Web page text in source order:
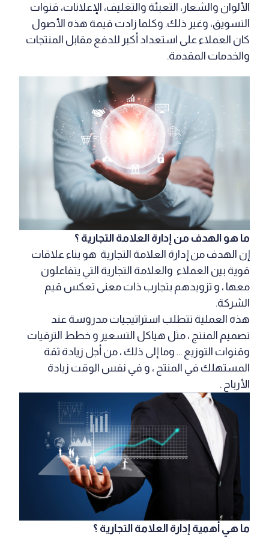
الألوان والشعار، التعبئة والتغليف، الإعلانات، قنوات
التسويق، وغير ذلك. وكلما زادت قيمة هذه الأصول
كان العملاء على استعداد أكبر للدفع مقابل المنتجات
والخدمات المقدمة.
ما هو الهدف من إدارة العلامة التجارية ؟
إن الهدف من إدارة العلامة التجارية هو بناء علاقات
قوية بين العملاء والعلامة التجارية التي يتفاعلون
معها ، و تزويدهم بتجارب ذات معنى تعكس قيم
الشركة.
هذه العملية تتطلب استراتيجيات مدروسة عند
تصميم المنتج ، مثل هياكل التسعير و خطط الترقيات
وقنوات التوزيع … وما إلى ذلك ، من أجل زيادة ثقة
المستهلك في المنتج ، و في نفس الوقت زيادة
الأرباح .
ما هي أهمية إدارة العلامة التجارية ؟